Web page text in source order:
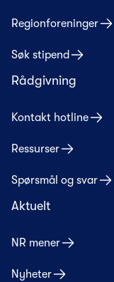
Regionforeninger
Søk stipend
Rådgivning
Kontakt hotline
Ressurser
Spørsmål og svar
Aktuelt
NR mener
Nyheter